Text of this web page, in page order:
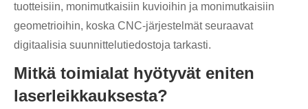
tuotteisiin, monimutkaisiin kuvioihin ja monimutkaisiin
geometrioihin, koska CNC-järjestelmät seuraavat
digitaalisia suunnittelutiedostoja tarkasti.
Mitkä toimialat hyötyvät eniten
laserleikkauksesta?